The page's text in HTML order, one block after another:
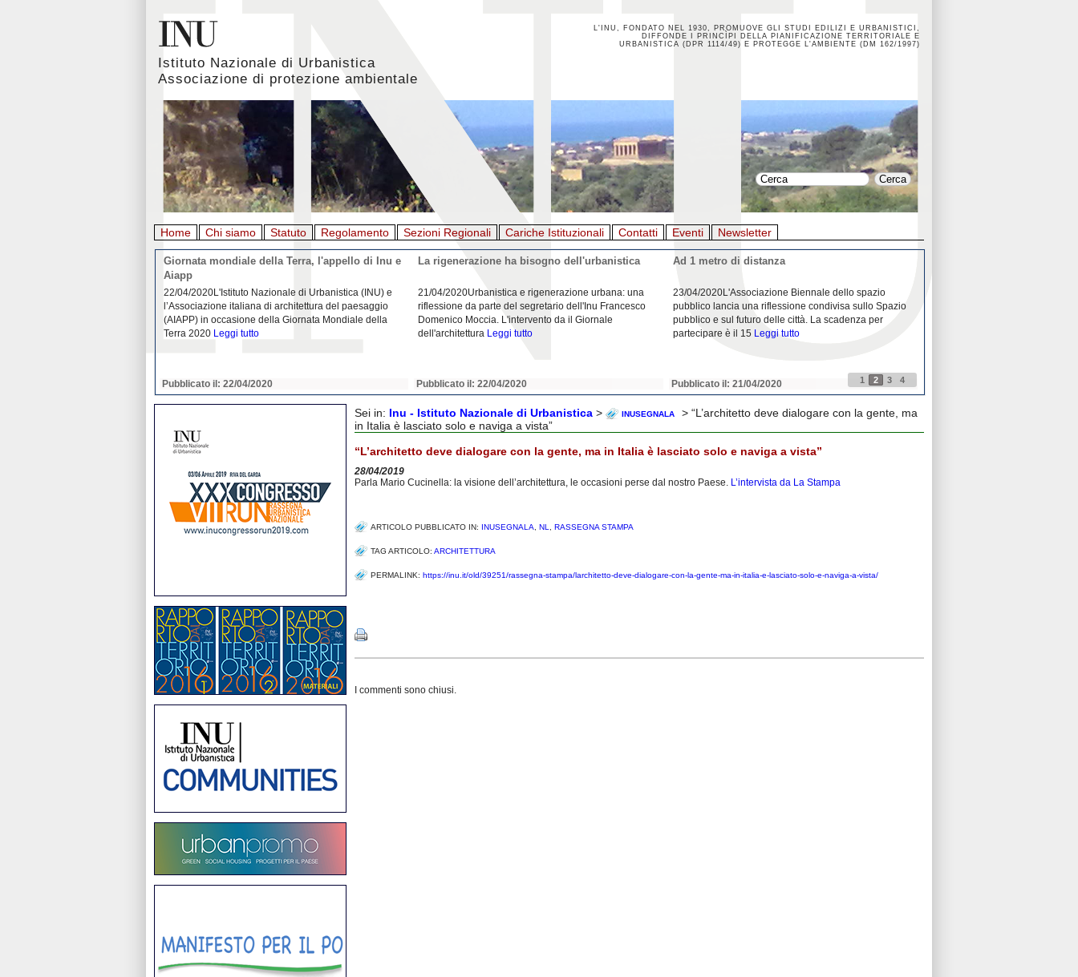
Istituto Nazionale di Urbanistica
Associazione di protezione ambientale
L'INU, FONDATO NEL 1930, PROMUOVE GLI STUDI EDILIZI E URBANISTICI,
DIFFONDE I PRINCÌPI DELLA PIANIFICAZIONE TERRITORIALE E
URBANISTICA (DPR 1114/49) E PROTEGGE L'AMBIENTE (DM 162/1997)
Home Chi siamo Statuto Regolamento Sezioni Regionali Cariche Istituzionali Contatti Eventi Newsletter
Giornata mondiale della Terra, l'appello di Inu e
Aiapp
22/04/2020L'Istituto Nazionale di Urbanistica (INU) e
l’Associazione italiana di architettura del paesaggio
(AIAPP) in occasione della Giornata Mondiale della
Terra 2020 Leggi tutto
Pubblicato il: 22/04/2020
La rigenerazione ha bisogno dell'urbanistica
21/04/2020Urbanistica e rigenerazione urbana: una
riflessione da parte del segretario dell'Inu Francesco
Domenico Moccia. L'intervento da il Giornale
dell'architettura Leggi tutto
Pubblicato il: 22/04/2020
Ad 1 metro di distanza
23/04/2020L'Associazione Biennale dello spazio
pubblico lancia una riflessione condivisa sullo Spazio
pubblico e sul futuro delle città. La scadenza per
partecipare è il 15 Leggi tutto
Pubblicato il: 21/04/2020 1 2 3 4
Sei in: Inu - Istituto Nazionale di Urbanistica > INUSEGNALA
> “L’architetto deve dialogare con la gente, ma
in Italia è lasciato solo e naviga a vista”
“L’architetto deve dialogare con la gente, ma in Italia è lasciato solo e naviga a vista”
28/04/2019
Parla Mario Cucinella: la visione dell’architettura, le occasioni perse dal nostro Paese. L’intervista da La Stampa
ARTICOLO PUBBLICATO IN: INUSEGNALA NL RASSEGNA STAMPA
TAG ARTICOLO: ARCHITETTURA
PERMALINK: https://inu.it/old/39251/rassegna-stampa/larchitetto-deve-dialogare-con-la-gente-ma-in-italia-e-lasciato-solo-e-naviga-a-vista/
I commenti sono chiusi.